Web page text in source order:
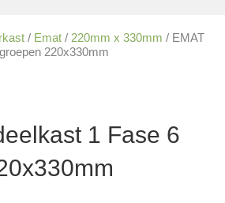
/ Emat / 220mm x 330mm / EMAT
220x330mm
1 Fase 6